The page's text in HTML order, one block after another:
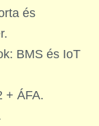
és
BMS és IoT
+ ÁFA.